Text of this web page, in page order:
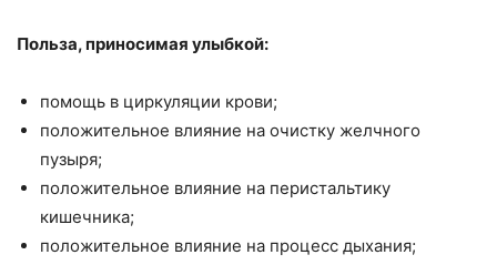
Польза, приносимая улыбкой:
помощь в циркуляции крови;
положительное влияние на очистку желчного
пузыря;
положительное влияние на перистальтику
кишечника;
положительное влияние на процесс дыхания;